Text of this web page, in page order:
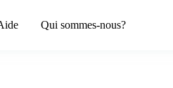
Qui sommes-nous?